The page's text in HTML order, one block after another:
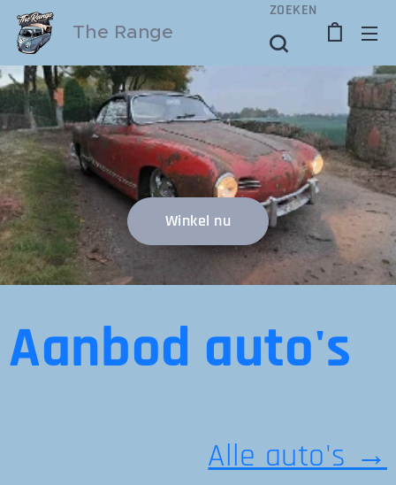
The Range
ZOEKEN
Winkel nu
Aanbod auto's
Alle auto's →